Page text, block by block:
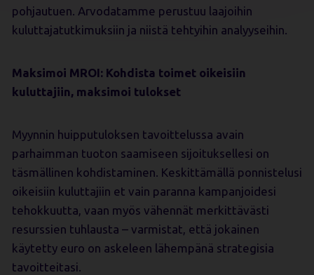
pohjautuen. Arvodatamme perustuu laajoihin
kuluttajatutkimuksiin ja niistä tehtyihin analyyseihin.
Maksimoi MROI: Kohdista toimet oikeisiin
kuluttajiin, maksimoi tulokset
Myynnin huipputuloksen tavoittelussa avain
parhaimman tuoton saamiseen sijoituksellesi on
täsmällinen kohdistaminen. Keskittämällä ponnistelusi
oikeisiin kuluttajiin et vain paranna kampanjoidesi
tehokkuutta, vaan myös vähennät merkittävästi
resurssien tuhlausta – varmistat, että jokainen
käytetty euro on askeleen lähempänä strategisia
tavoitteitasi.